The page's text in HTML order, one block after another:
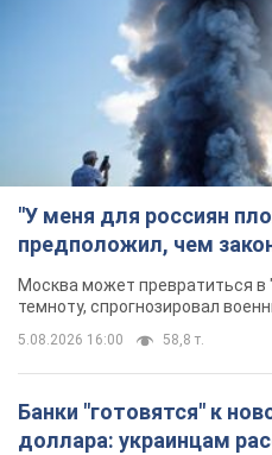
"У меня для россиян
предположил, чем
Москва может превратиться в
темноту, спрогнозировал
5.08.2026 16:00 58,8 т.
Банки "готовятся" к
доллара: украинцам